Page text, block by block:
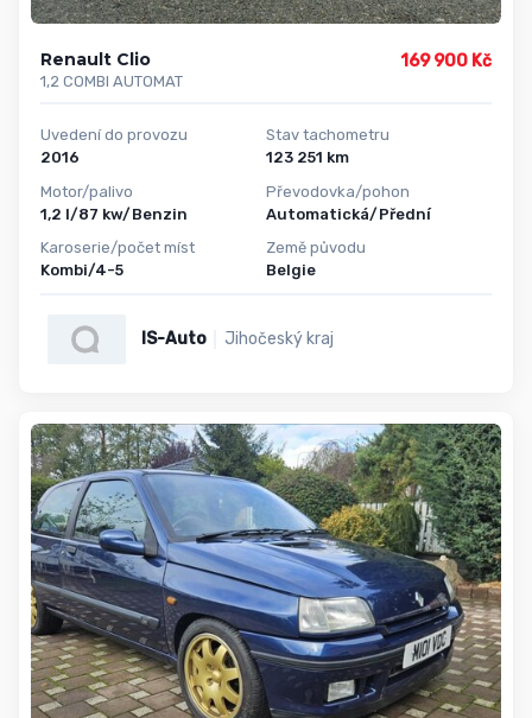
Renault Clio
1,2 COMBI AUTOMAT
169 900 Kč
Uvedení do provozu
2016
Motor/palivo
1,2 l/87 kw/Benzin
Karoserie/počet míst
Kombi/4-5
Stav tachometru
123 251 km
Převodovka/pohon
Automatická/Přední
Země původu
Belgie
IS-Auto Jihočeský kraj